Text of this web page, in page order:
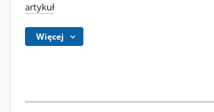
artykuł
Więcej